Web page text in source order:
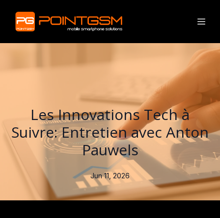
Les Innovations Tech à
Suivre: Entretien avec Anton
Pauwels
Jun 11, 2026